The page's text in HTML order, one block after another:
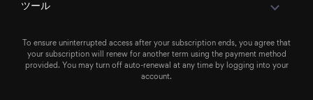
ツール
To ensure uninterrupted access after your subscription ends, you agree that
your subscription will renew for another term using the payment method
provided. You may turn off auto-renewal at any time by logging into your
account.